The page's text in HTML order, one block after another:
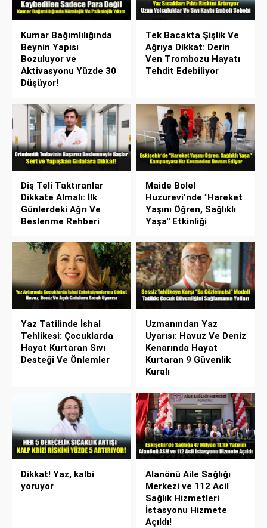
Kumar Bağımlılığında
Beynin Yapısı
Bozuluyor ve
Aktivasyonu Yüzde 30
Düşüyor!
Tek Bacakta Şişlik Ve
Ağrıya Dikkat: Derin
Ven Trombozu Hayatı
Tehdit Edebiliyor
Diş Teli Taktıranlar
Dikkate Almalı: İlk
Günlerdeki Ağrı Ve
Beslenme Rehberi
Maide Bolel
Huzurevi’nde "Hareket
Yaşını Öğren, Sağlıklı
Yaşa" Etkinliği
Yaz Tatilinde İshal
Tehlikesi: Çocuklarda
Hayat Kurtaran Sıvı
Desteği Ve Önlemler
Uzmanından Yaz
Uyarısı: Havuz Ve Deniz
Kenarında Hayat
Kurtaran 9 Güvenlik
Kuralı
Dikkat! Yaz, kalbi
yoruyor
Alanönü Aile Sağlığı
Merkezi ve 112 Acil
Sağlık Hizmetleri
İstasyonu Hizmete
Açıldı!